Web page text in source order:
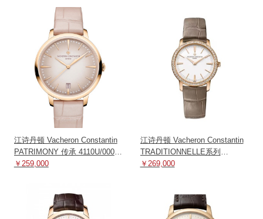
江诗丹顿 Vacheron Constantin
PATRIMONY 传承 4110U/000R-
B905 机械
￥259,000
江诗丹顿 Vacheron Constantin
TRADITIONNELLE系列
81590/000R-9847 机械
￥269,000